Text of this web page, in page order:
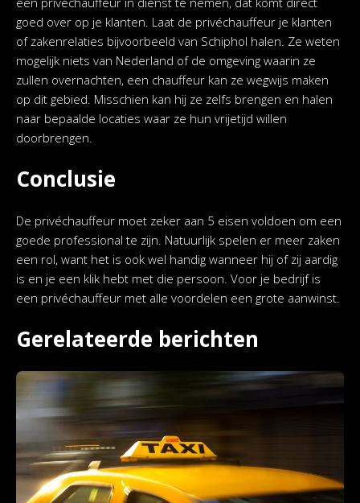
goed over op je klanten. Laat de privéchauffeur je klanten
of zakenrelaties bijvoorbeeld van Schiphol halen. Ze weten
mogelijk niets van Nederland of de omgeving waarin ze
zullen overnachten, een chauffeur kan ze wegwijs maken
op dit gebied. Misschien kan hij ze zelfs brengen en halen
naar bepaalde locaties waar ze hun vrijetijd willen
doorbrengen.
Conclusie
De privéchauffeur moet zeker aan 5 eisen voldoen om een
goede professional te zijn. Natuurlijk spelen er meer zaken
een rol, want het is ook wel handig wanneer hij of zij aardig
is en je een klik hebt met die persoon. Voor je bedrijf is
een privéchauffeur met alle voordelen een grote aanwinst.
Gerelateerde berichten